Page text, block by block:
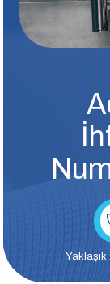
Yaklaşık